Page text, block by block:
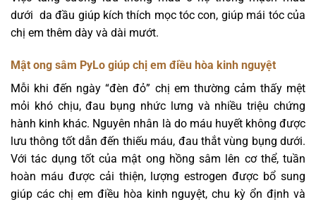
dưới da đầu giúp kích thích mọc tóc con, giúp mái tóc của
chị em thêm dày và dài mướt.
Mật ong sâm PyLo giúp chị em điều hòa kinh nguyệt
Mỗi khi đến ngày “đèn đỏ” chị em thường cảm thấy mệt
mỏi khó chịu, đau bụng nhức lưng và nhiều triệu chứng
hành kinh khác. Nguyên nhân là do máu huyết không được
lưu thông tốt dẫn đến thiếu máu, đau thắt vùng bụng dưới.
Với tác dụng tốt của mật ong hồng sâm lên cơ thể, tuần
hoàn máu được cải thiện, lượng estrogen được bổ sung
giúp các chị em điều hòa kinh nguyệt, chu kỳ ổn định và